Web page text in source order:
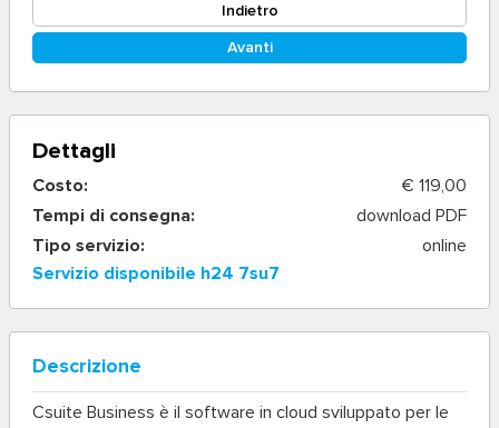
Indietro
Avanti
Dettagli
Costo:
€ 119,00
Tempi di consegna:
download PDF
Tipo servizio:
online
Servizio disponibile h24 7su7
Descrizione
Csuite Business è il software in cloud sviluppato per le